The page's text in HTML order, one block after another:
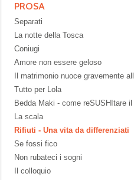
PROSA
Separati
La notte della Tosca
Coniugi
Amore non essere geloso
Il matrimonio nuoce gravemente
Tutto per Lola
Bedda Maki - come reSUSHItare
La scala
Rifiuti - Una vita da differenziati
Se fossi fico
Non rubateci i sogni
Il colloquio